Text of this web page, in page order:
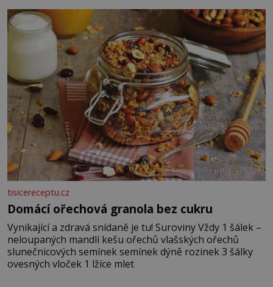
posypání Postup: Oddělte žloutky od bílků. Žloutky
vyšlehejte s cukrem do světlé pěny a postupně do nich
vmíchejte mascarpone, aby vznikl hladký
tisicereceptu.cz
Domácí ořechová granola bez cukru
Vynikající a zdravá snídaně je tu! Suroviny Vždy 1 šálek –
neloupaných mandlí kešu ořechů vlašských ořechů
slunečnicových semínek semínek dýně rozinek 3 šálky
ovesných vloček 1 lžíce mlet